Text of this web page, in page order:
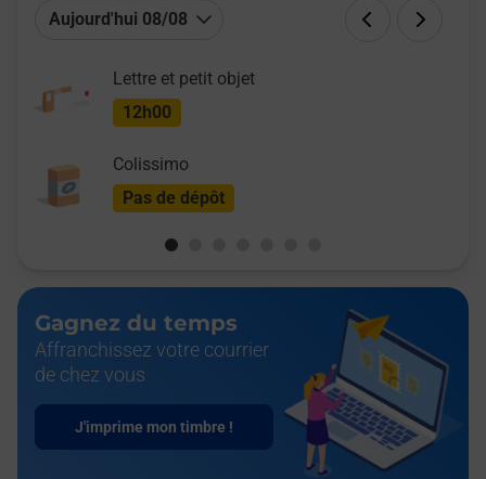
Aujourd'hui 08/08
Lettre et petit objet
12h00
Colissimo
Pas de dépôt
Gagnez du temps
Affranchissez votre courrier
de chez vous
J'imprime mon timbre !